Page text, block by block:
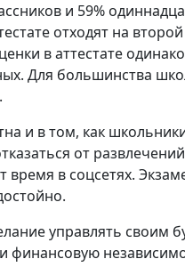
и 59%
отходят на
в аттестате
Для большинства
и в том, как
от
в соцсетях.
управлять своим
финансовую